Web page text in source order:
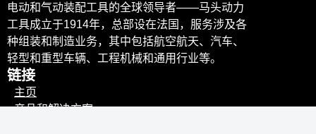
电动和气动装配工具的全球领导者——马头动力
工具成立于1914年，总部设在法国，服务涉及各
种组装和制造业务，其中包括航空航天、汽车、
轻型和重型车辆、工程机械和通用行业等。
链接
主页
产品和解决方案